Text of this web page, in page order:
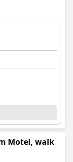
Motel, walk